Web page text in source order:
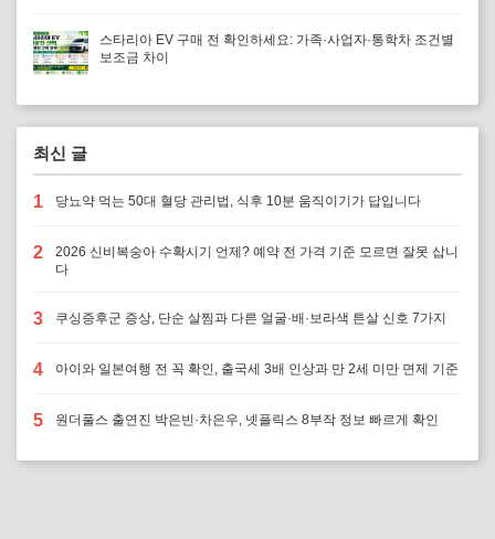
스타리아 EV 구매 전 확인하세요: 가족·사업자·통학차 조건별
보조금 차이
최신 글
1 당뇨약 먹는 50대 혈당 관리법, 식후 10분 움직이기가 답입니다
2
2026 신비복숭아 수확시기 언제? 예약 전 가격 기준 모르면 잘못 삽니
다
3 쿠싱증후군 증상, 단순 살찜과 다른 얼굴·배·보라색 튼살 신호 7가지
4 아이와 일본여행 전 꼭 확인, 출국세 3배 인상과 만 2세 미만 면제 기준
5 원더풀스 출연진 박은빈·차은우, 넷플릭스 8부작 정보 빠르게 확인